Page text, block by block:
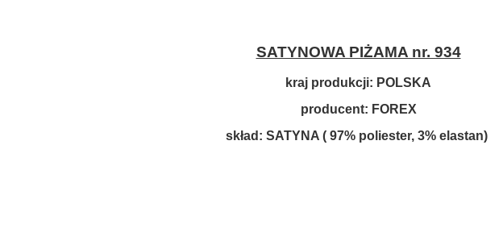
SATYNOWA PIŻAMA nr. 934
kraj produkcji: POLSKA
producent: FOREX
skład: SATYNA ( 97% poliester, 3% elastan)